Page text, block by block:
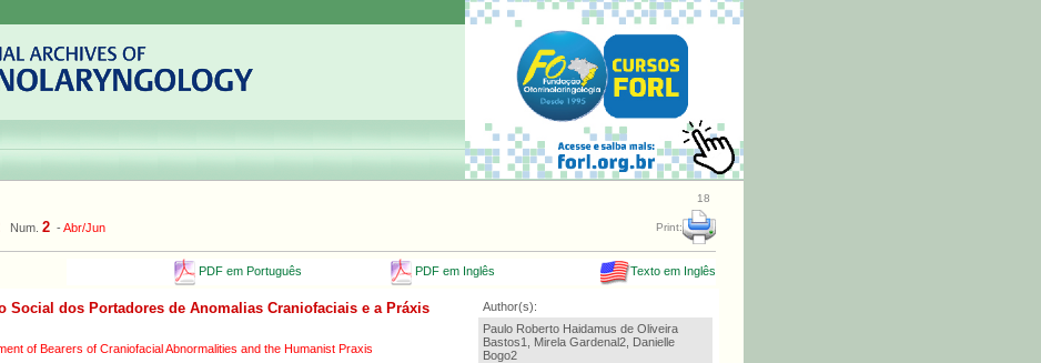
18
Num. 2 -Abr/Jun Print:
PDF em Português PDF em Inglês Texto em Inglês
Social dos Portadores de Anomalias Craniofaciais e a Práxis
of Bearers of Craniofacial Abnormalities and the Humanist Praxis
Author(s):
Paulo Roberto Haidamus de Oliveira
Bastos1, Mirela Gardenal2, Danielle
Bogo2